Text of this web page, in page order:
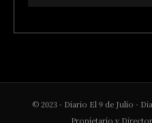
© 2023 - Diario El 9 de Julio -
Propietario y